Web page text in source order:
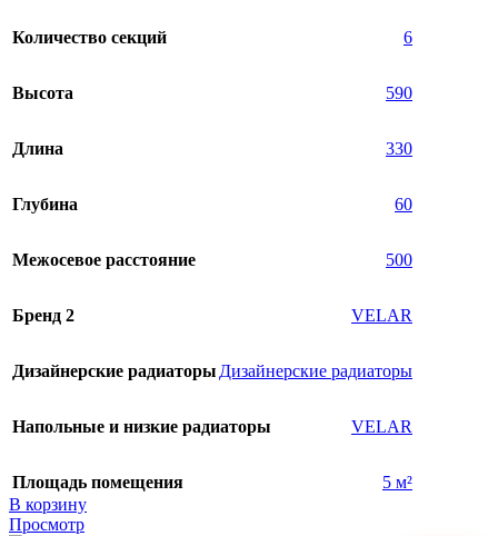
Количество секций 6
Высота 590
Длина 330
Глубина 60
Межосевое расстояние 500
Бренд 2 VELAR
Дизайнерские радиаторы Дизайнерские радиаторы
Напольные и низкие радиаторы VELAR
Площадь помещения
5 м²
В корзину
Просмотр